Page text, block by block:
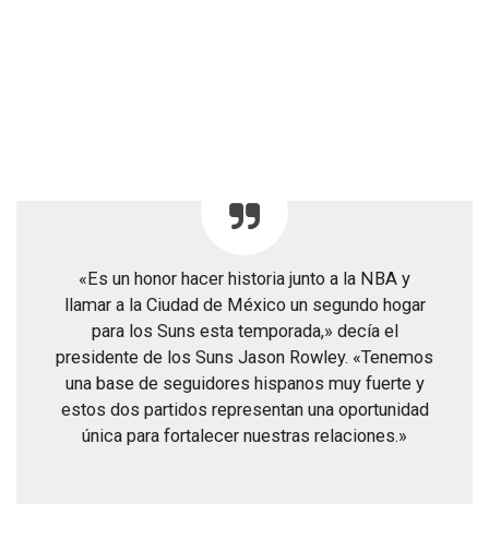
«Es un honor hacer historia junto a la NBA y
llamar a la Ciudad de México un segundo hogar
para los Suns esta temporada,» decía el
presidente de los Suns Jason Rowley. «Tenemos
una base de seguidores hispanos muy fuerte y
estos dos partidos representan una oportunidad
única para fortalecer nuestras relaciones.»